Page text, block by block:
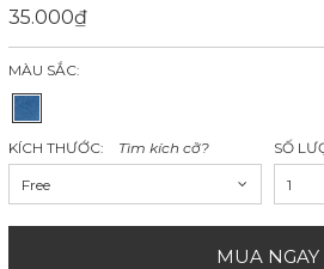
35.000₫
MÀU SẮC:
KÍCH THƯỚC: Tìm kích cỡ?
Free
SỐ
1
MUA NGAY